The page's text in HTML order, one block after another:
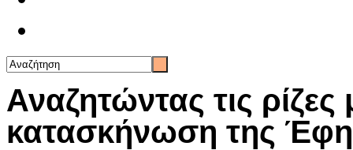
Αναζητώντας τις
κατασκήνωση της